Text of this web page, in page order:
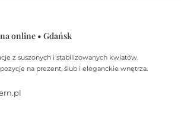
online • Gdańsk
z suszonych i stabilizowanych kwiatów.
na prezent, ślub i eleganckie wnętrza.